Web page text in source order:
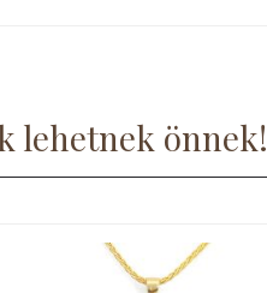
lehetnek önnek!